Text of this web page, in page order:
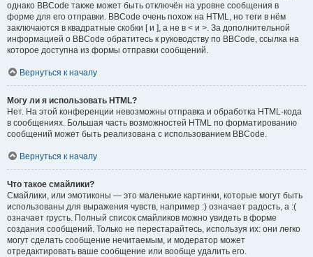
однако BBCode также может быть отключён на уровне сообщения в
форме для его отправки. BBCode очень похож на HTML, но теги в нём
заключаются в квадратные скобки [ и ], а не в < и >. За дополнительной
информацией о BBCode обратитесь к руководству по BBCode, ссылка на
которое доступна из формы отправки сообщений.
Вернуться к началу
Могу ли я использовать HTML?
Нет. На этой конференции невозможны отправка и обработка HTML-кода
в сообщениях. Большая часть возможностей HTML по форматированию
сообщений может быть реализована с использованием BBCode.
Вернуться к началу
Что такое смайлики?
Смайлики, или эмотиконы — это маленькие картинки, которые могут быть
использованы для выражения чувств, например :) означает радость, а :(
означает грусть. Полный список смайликов можно увидеть в форме
создания сообщений. Только не перестарайтесь, используя их: они легко
могут сделать сообщение нечитаемым, и модератор может
отредактировать ваше сообщение или вообще удалить его.